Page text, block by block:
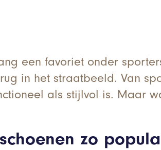
een favoriet onder
in het straatbeeld. Van
als stijlvol is. Maar
zo